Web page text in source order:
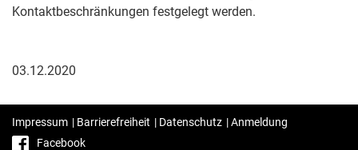
Kontaktbeschränkungen festgelegt werden.
03.12.2020
Impressum | Barrierefreiheit | Datenschutz |Anmeldung
Facebook